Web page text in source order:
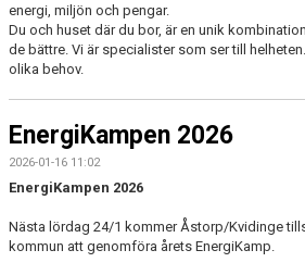
energi, miljön och pengar.
Du och huset där du bor, är en unik
de bättre. Vi är specialister som ser till
olika behov.
EnergiKampen 2026
2026-01-16 11:02
EnergiKampen 2026
Nästa lördag 24/1 kommer Åstorp/Kvidinge
kommun att genomföra årets EnergiKamp.